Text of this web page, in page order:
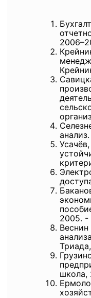
2005. -
школа,